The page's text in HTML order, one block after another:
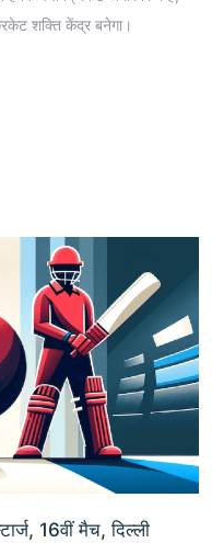
शक्ति केंद्र बनेगा।
16वीं मैच, दिल्ली